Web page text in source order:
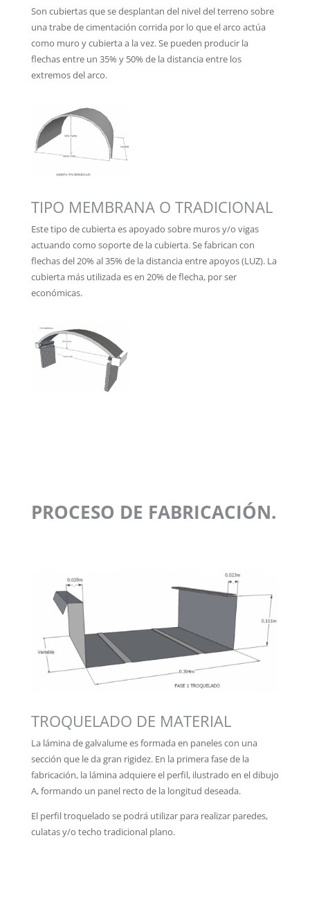
Son cubiertas que se desplantan del nivel del terreno sobre
una trabe de cimentación corrida por lo que el arco actúa
como muro y cubierta a la vez. Se pueden producir la
flechas entre un 35% y 50% de la distancia entre los
extremos del arco.
TIPO MEMBRANA O TRADICIONAL
Este tipo de cubierta es apoyado sobre muros y/o vigas
actuando como soporte de la cubierta. Se fabrican con
flechas del 20% al 35% de la distancia entre apoyos (LUZ). La
cubierta más utilizada es en 20% de flecha, por ser
económicas.
PROCESO DE FABRICACIÓN.
TROQUELADO DE MATERIAL
La lámina de galvalume es formada en paneles con una
sección que le da gran rigidez. En la primera fase de la
fabricación, la lámina adquiere el perfil, ilustrado en el dibujo
A, formando un panel recto de la longitud deseada.
El perfil troquelado se podrá utilizar para realizar paredes,
culatas y/o techo tradicional plano.